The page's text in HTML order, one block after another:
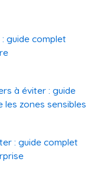
guide complet
à éviter : guide
zones sensibles
: guide complet